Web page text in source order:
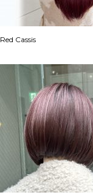
Red Cassis